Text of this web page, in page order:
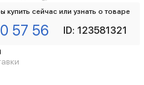
купить сейчас или узнать о товаре
57 56
ID: 123581321